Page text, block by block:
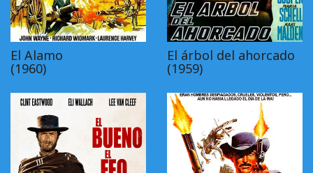
El Alamo
(1960)
El árbol del ahorcado
(1959)